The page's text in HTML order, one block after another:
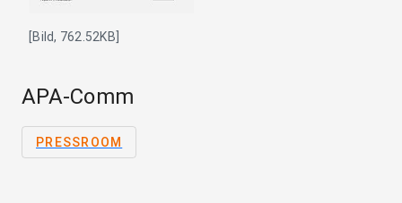
[Bild, 762.52KB]
APA-Comm
PRESSROOM